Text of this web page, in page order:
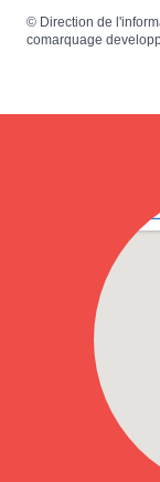
© Direction de
comarquage